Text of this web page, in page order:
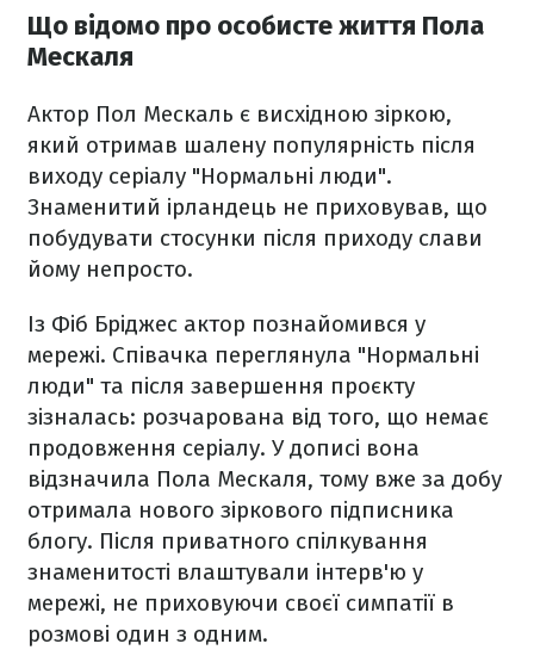
Що відомо про особисте життя Пола
Мескаля
Актор Пол Мескаль є висхідною зіркою,
який отримав шалену популярність після
виходу серіалу "Нормальні люди".
Знаменитий ірландець не приховував, що
побудувати стосунки після приходу слави
йому непросто.
Із Фіб Бріджес актор познайомився у
мережі. Співачка переглянула "Нормальні
люди" та після завершення проєкту
зізналась: розчарована від того, що немає
продовження серіалу. У дописі вона
відзначила Пола Мескаля, тому вже за добу
отримала нового зіркового підписника
блогу. Після приватного спілкування
знаменитості влаштували інтерв'ю у
мережі, не приховуючи своєї симпатії в
розмові один з одним.